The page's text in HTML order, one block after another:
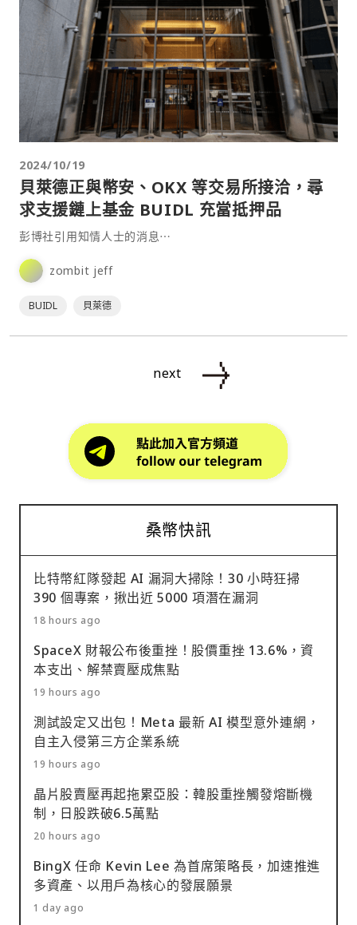
2024/10/19
貝萊德正與幣安、OKX 等交易所接洽，尋
求支援鏈上基金 BUIDL 充當抵押品
彭博社引用知情人士的消息⋯
zombit jeff
BUIDL 貝萊德
next
桑幣快訊
比特幣紅隊發起 AI 漏洞大掃除！30 小時狂掃
390 個專案，揪出近 5000 項潛在漏洞
18 hours ago
SpaceX 財報公布後重挫！股價重挫 13.6%，資
本支出、解禁賣壓成焦點
19 hours ago
測試設定又出包！Meta 最新 AI 模型意外連網，
自主入侵第三方企業系統
19 hours ago
晶片股賣壓再起拖累亞股：韓股重挫觸發熔斷機
制，日股跌破6.5萬點
20 hours ago
BingX 任命 Kevin Lee 為首席策略長，加速推進
多資產、以用戶為核心的發展願景
1 day ago